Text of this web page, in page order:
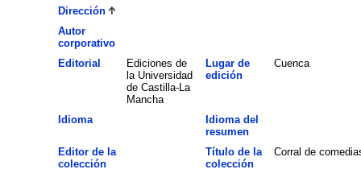
Dirección
Autor
corporativo
Editorial
Ediciones de
la Universidad
de Castilla-La
Mancha
Lugar de
edición
Cuenca
Idioma
Idioma del
resumen
Editor de la
colección
Título de la
colección
Corral de